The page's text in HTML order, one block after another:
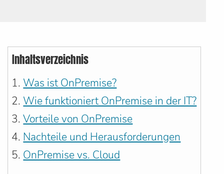
Inhaltsverzeichnis
Was ist OnPremise?
Wie funktioniert OnPremise in der IT?
Vorteile von OnPremise
Nachteile und Herausforderungen
OnPremise vs. Cloud